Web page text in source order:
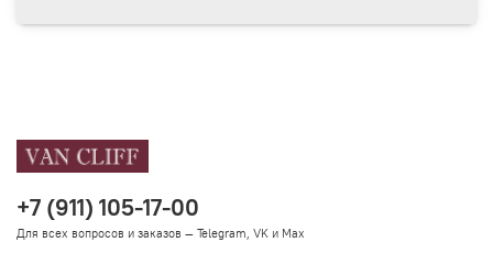
+7 (911) 105-17-00
Для всех вопросов и заказов — Telegram, VK и Max